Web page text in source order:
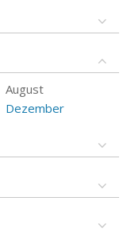
August
Dezember